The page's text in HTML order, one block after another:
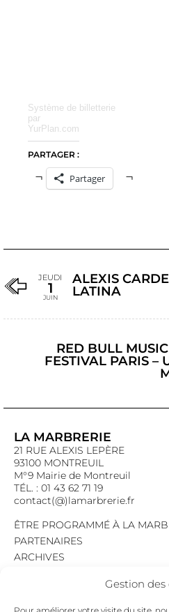
Gestion des
Système de billetterie
par
YurPlan.com
PARTAGER :
Partager
JEUDI
1
JUIN
ALEXIS
LATINA
RED BULL
FESTIVAL PARIS –
LA MARBRERIE
21 RUE ALEXIS LEPÈRE
93100 MONTREUIL
M°9 Mairie de Montreuil
TÉL. : 01 43 62 71 19
contact(@)lamarbrerie.fr
ÊTRE PROGRAMMÉ À LA
PARTENAIRES
ARCHIVES
MENTIONS LÉGALES
POLITIQUE DE